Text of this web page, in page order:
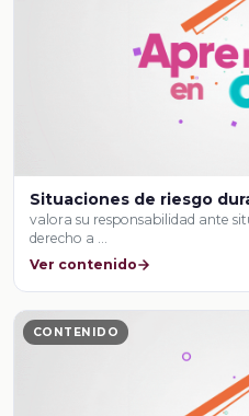
Situaciones de riesgo
valora su responsabilidad ante
derecho a …
Ver contenido
CONTENIDO